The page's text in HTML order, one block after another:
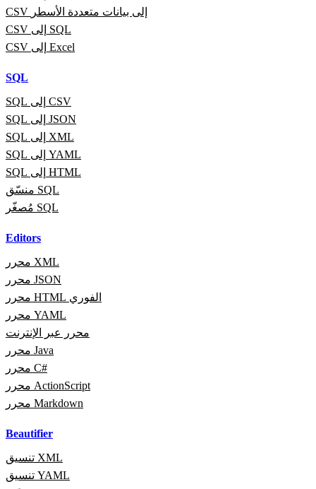
CSV إلى بيانات متعددة الأسطر
CSV إلى SQL
CSV إلى Excel
SQL
SQL إلى CSV
SQL إلى JSON
SQL إلى XML
SQL إلى YAML
SQL إلى HTML
منسّق SQL
مُصغّر SQL
Editors
محرر XML
محرر JSON
محرر HTML الفوري
محرر YAML
محرر عبر الإنترنت
محرر Java
محرر C#
محرر ActionScript
محرر Markdown
Beautifier
تنسيق XML
تنسيق YAML